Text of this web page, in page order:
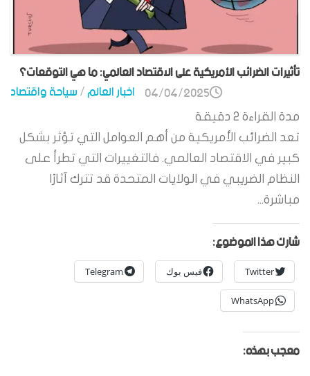
تأثيرات الضرائب الأمريكية على الاقتصاد العالمي: ما هي التوقعات؟
اخبار العالم/سياحة واقتصاد 04/04/2025
مدة القراءة 2 دقيقة
تعد الضرائب الأمريكية من أهم العوامل التي تؤثر بشكل
كبير في الاقتصاد العالمي. فالتغييرات التي تطرأ على
النظام الضريبي في الولايات المتحدة قد تترك آثارًا
مباشرة...
شارك هذا الموضوع:
Twitter فيس بوك Telegram
WhatsApp
معجب بهذه: